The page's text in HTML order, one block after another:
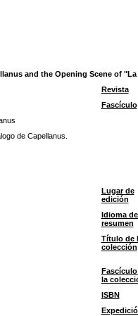
and the Opening Scene of
Revista
Fascículo
de Capellanus.
Lugar de
edición
Idioma
resumen
Título de
colección
Fascículo
la
ISBN